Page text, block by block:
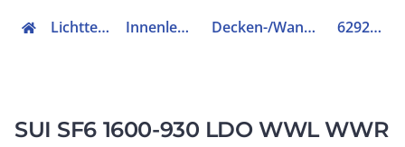
Lichttechnik Innenleuchten Decken-/Wandleuchte 62924788
SUI SF6 1600-930 LDO WWL WWR